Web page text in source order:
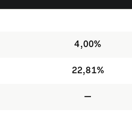
4,00%
22,81%
—